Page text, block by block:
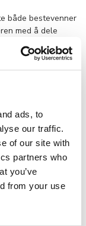
ads, to
our traffic.
of our site with
partners who
you’ve
from your use
både bestevenner
med å dele
med swinging,
om mer. Alt annet
så mange,
swingers, selv
nok aller mest av
også fordi
å dele
gjør.